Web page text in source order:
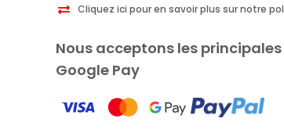
Cleansing
200ml
Cliquez ici pour en savoir plus sur notre
Nous acceptons les
Google Pay